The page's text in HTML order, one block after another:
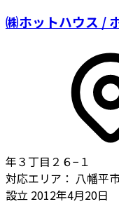
㈱ホットハウス /
年３丁目２６−１
対応エリア： 八幡平
設立 2012年4月20日